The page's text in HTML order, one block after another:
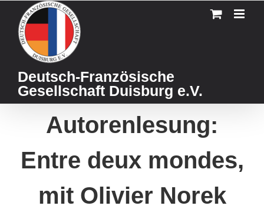
content
Deutsch-Französische
Gesellschaft Duisburg e.V.
Autorenlesung:
Entre deux mondes,
mit Olivier Norek